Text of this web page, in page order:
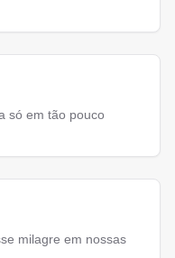
só em tão pouco
milagre em nossas